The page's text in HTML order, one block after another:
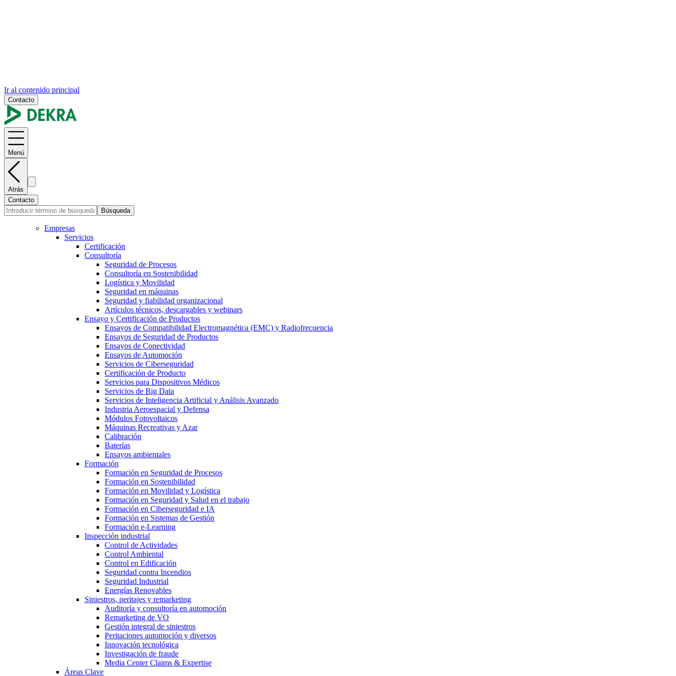
Ir al contenido principal
Contacto
Menú
Atrás
Contacto
Búsqueda
Empresas
Servicios
Certificación
Consultoría
Seguridad de Procesos
Consultoría en Sostenibilidad
Logística y Movilidad
Seguridad en máquinas
Seguridad y fiabilidad organizacional
Artículos técnicos, descargables y webinars
Ensayo y Certificación de Productos
Ensayos de Compatibilidad Electromagnética (EMC) y Radiofrecuencia
Ensayos de Seguridad de Productos
Ensayos de Conectividad
Ensayos de Automoción
Servicios de Ciberseguridad
Certificación de Producto
Servicios para Dispositivos Médicos
Servicios de Big Data
Servicios de Inteligencia Artificial y Análisis Avanzado
Industria Aeroespacial y Defensa
Módulos Fotovoltaicos
Máquinas Recreativas y Azar
Calibración
Baterías
Ensayos ambientales
Formación
Formación en Seguridad de Procesos
Formación en Sostenibilidad
Formación en Movilidad y Logística
Formación en Seguridad y Salud en el trabajo
Formación en Ciberseguridad e IA
Formación en Sistemas de Gestión
Formación e-Learning
Inspección industrial
Control de Actividades
Control Ambiental
Control en Edificación
Seguridad contra Incendios
Seguridad Industrial
Energías Renovables
Siniestros, peritajes y remarketing
Auditoría y consultoría en automoción
Remarketing de VO
Gestión integral de siniestros
Peritaciones automoción y diversos
Innovación tecnológica
Investigación de fraude
Media Center Claims & Expertise
Áreas Clave